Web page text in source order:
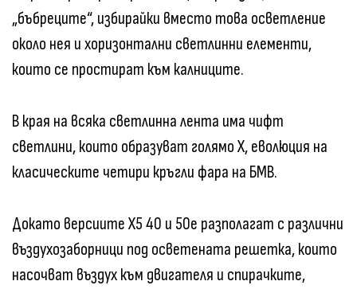
„бъбреците“, избирайки вместо това осветление
около нея и хоризонтални светлинни елементи,
които се простират към калниците.
В края на всяка светлинна лента има чифт
светлини, които образуват голямо X, еволюция на
класическите четири кръгли фара на БМВ.
Докато версиите X5 40 и 50e разполагат с различни
въздухозаборници под осветената решетка, които
насочват въздух към двигателя и спирачките,